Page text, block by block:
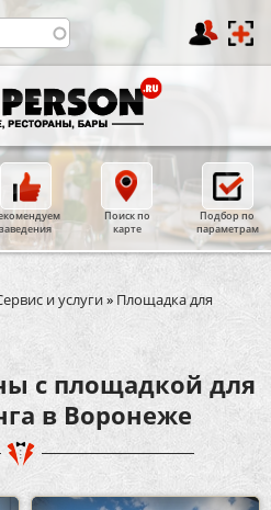
заведения
Поиск по
карте
Подбор по
параметрам
и услуги» Площадка для
с площадкой для
в Воронеже